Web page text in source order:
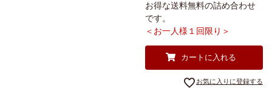
お得な送料無料の詰め合わせ
です。
＜お一人様１回限り＞
カートに入れる
お気に入りに登録する